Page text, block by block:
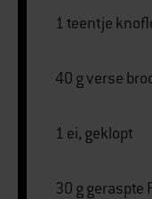
1 teentje
40 g verse
1 ei, geklopt
30 g geraspte